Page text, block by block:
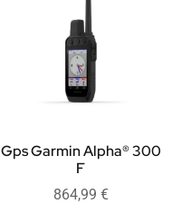
Gps Garmin Alpha® 300
F
864,99 €